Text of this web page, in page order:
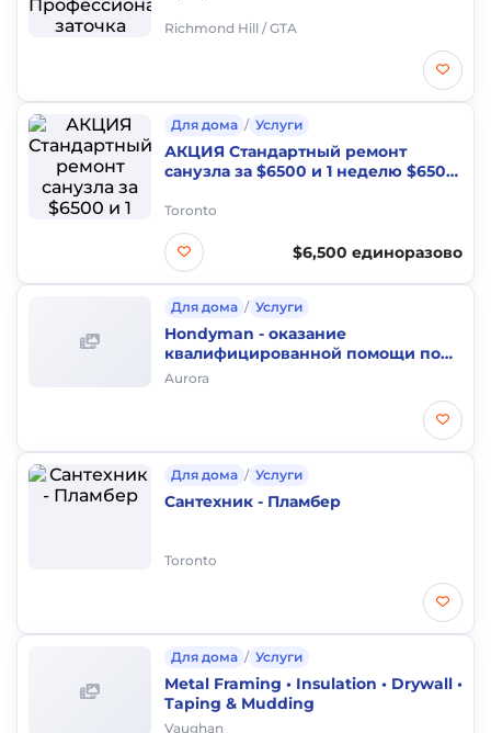
Richmond Hill / GTA
Для дома / Услуги
АКЦИЯ Стандартный ремонт
санузла за $6500 и 1 неделю $6500
Toronto
$6,500 единоразово
Для дома / Услуги
Hondyman - оказание
квалифицированной помощи по
дому и прилегающей территории
Aurora
Для дома / Услуги
Сантехник - Пламбер
Toronto
Для дома / Услуги
Metal Framing • Insulation • Drywall •
Taping & Mudding
Vaughan